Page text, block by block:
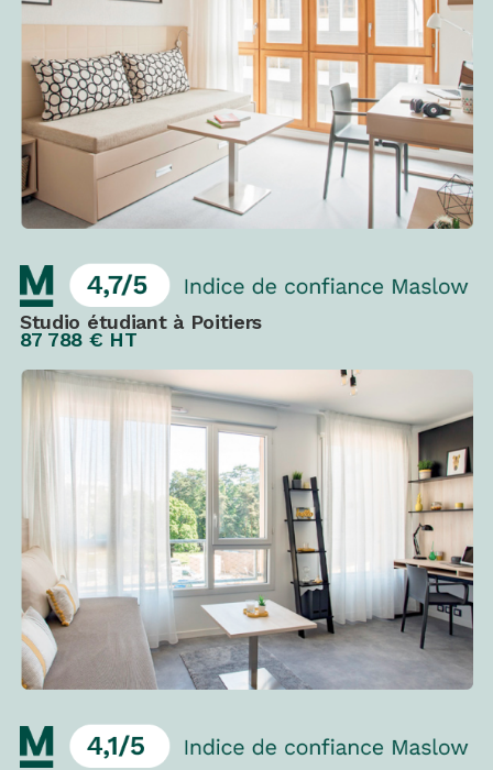
Studio étudiant à Poitiers
87 788 € HT